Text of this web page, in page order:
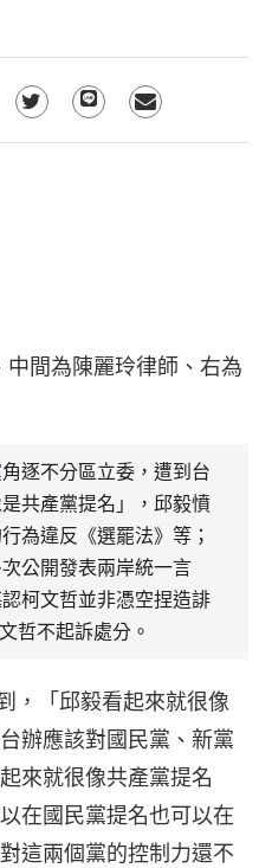
間為陳麗玲律師、右為
逐不分區立委，遭到台
共產黨提名」，邱毅憤
為違反《選罷法》等；
公開發表兩岸統一言
柯文哲並非憑空捏造誹
哲不起訴處分。
，「邱毅看起來就很像
辦應該對國民黨、新黨
來就很像共產黨提名
在國民黨提名也可以在
這兩個黨的控制力還不